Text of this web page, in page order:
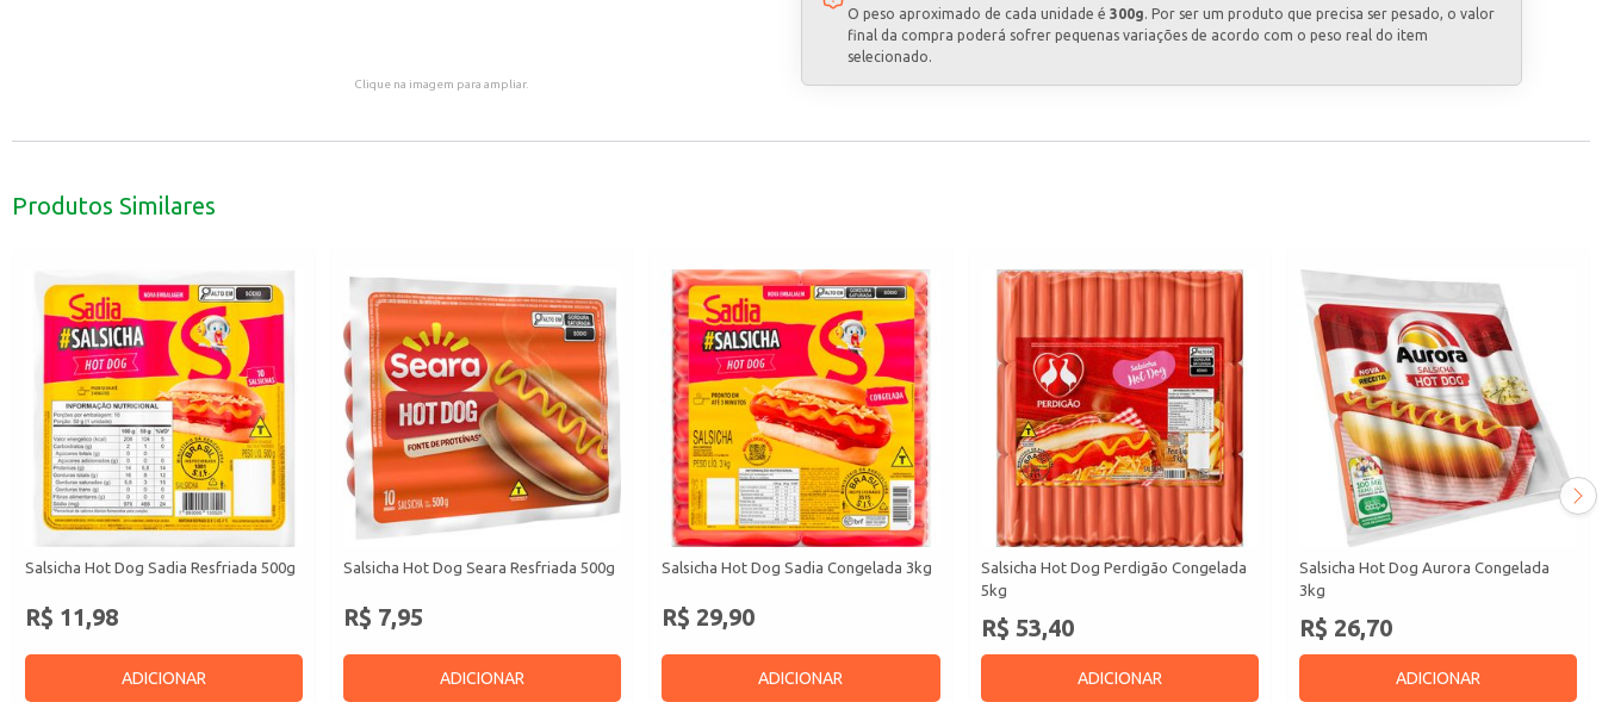
Clique na imagem para ampliar.
O peso aproximado de cada unidade é 300g. Por ser um produto que precisa ser pesado, o valor
final da compra poderá sofrer pequenas variações de acordo com o peso real do item
selecionado.
Produtos Similares
Salsicha Hot Dog Sadia Resfriada 500g
R$ 11,98
ADICIONAR
Salsicha Hot Dog Seara Resfriada 500g
R$ 7,95
ADICIONAR
Salsicha Hot Dog Sadia Congelada 3kg
R$ 29,90
ADICIONAR
Salsicha Hot Dog Perdigão Congelada
5kg
R$ 53,40
ADICIONAR
Salsicha Hot Dog Aurora Congelada
3kg
R$ 26,70
ADICIONAR